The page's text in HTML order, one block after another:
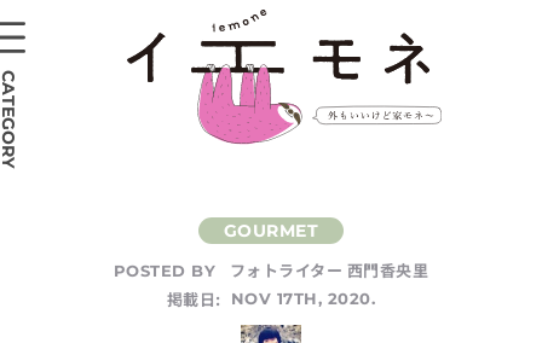
POSTED BY
フォトライター 西門香央里
掲載日:
NOV 17TH, 2020.